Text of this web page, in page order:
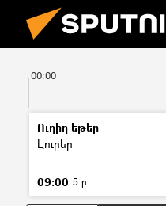
00:00
Ուղիղ եթեր
Լուրեր
09:00 5 ր